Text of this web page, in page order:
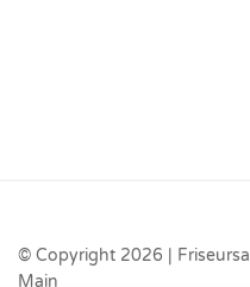
© Copyright 2026 |
Main